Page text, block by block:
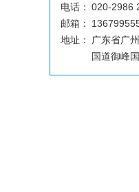
电话： 020-2986
邮箱：
地址：
广东省广
国道御峰